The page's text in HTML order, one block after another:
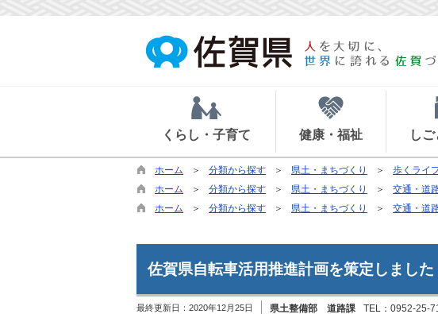
くらし・子育て 健康・福祉 し
ホーム 分類から探す 県土・まちづくり 歩くライ
ホーム
分類から探す 県土・まちづくり 交通・道
ホーム
分類から探す 県土・まちづくり 交通・道
佐賀県自転車活用推進計画を策定しました
最終更新日： 2020年12月25日 県土整備部 道路課 TEL：0952-25-